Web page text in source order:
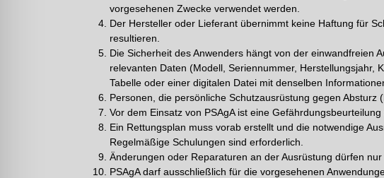
vorgesehenen Zwecke verwendet werden.
Der Hersteller oder Lieferant übernimmt keine Haftung für
resultieren.
Die Sicherheit des Anwenders hängt von der einwandfreien
relevanten Daten (Modell, Seriennummer, Herstellungsjahr,
Tabelle oder einer digitalen Datei mit denselben
Personen, die persönliche Schutzausrüstung gegen Absturz
Vor dem Einsatz von PSAgA ist eine Gefährdungsbeurteilung
Ein Rettungsplan muss vorab erstellt und die notwendige
Regelmäßige Schulungen sind erforderlich.
Änderungen oder Reparaturen an der Ausrüstung dürfen
PSAgA darf ausschließlich für die vorgesehenen